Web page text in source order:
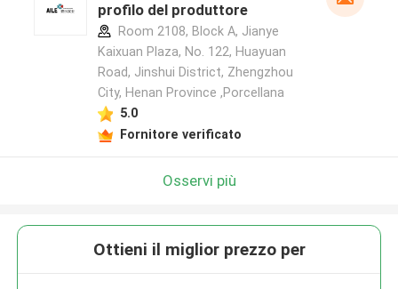
profilo del produttore
Room 2108, Block A, Jianye
Kaixuan Plaza, No. 122, Huayuan
Road, Jinshui District, Zhengzhou
City, Henan Province ,Porcellana
5.0
Fornitore verificato
Osservi più
Ottieni il miglior prezzo per